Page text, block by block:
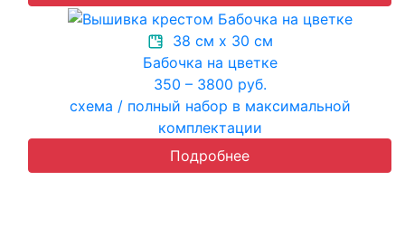
38 см х 30 см
Бабочка на цветке
350 – 3800 руб.
схема / полный набор в максимальной
комплектации
Подробнее